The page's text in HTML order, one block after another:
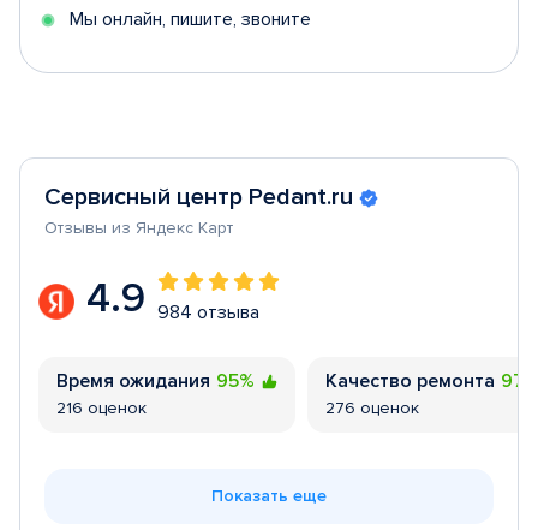
Мы онлайн, пишите, звоните
Сервисный центр Pedant.ru
Отзывы из Яндекс Карт
4.9 984 отзыва
Время ожидания 95%
216 оценок
Качество ремонта
276 оценок
Показать еще